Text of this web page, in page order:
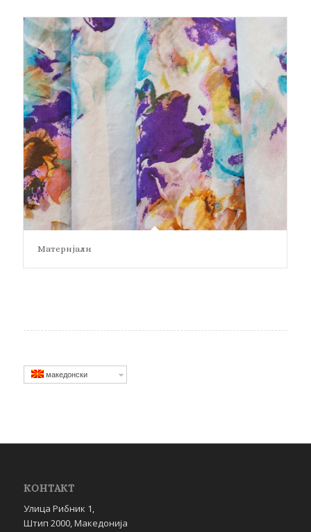
Материјали
македонски
КОНТАКТ
Улица Рибник 1,
Штип 2000, Македонија